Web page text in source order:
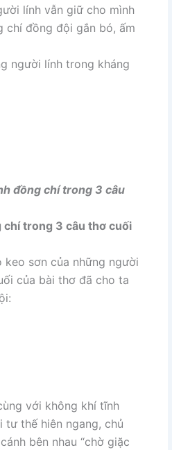
lính vẫn giữ cho mình
chí đồng đội gắn bó, ấm
người lính trong kháng
đồng chí trong 3 câu
chí trong 3 câu thơ cuối
sơn của những người
của bài thơ đã cho ta
với không khí tĩnh
tư thế hiên ngang, chủ
bên nhau “chờ giặc